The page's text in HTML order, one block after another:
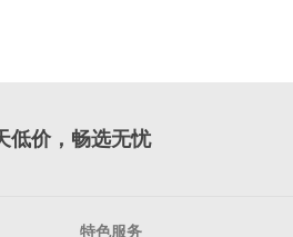
低价，畅选无忧
特色服务